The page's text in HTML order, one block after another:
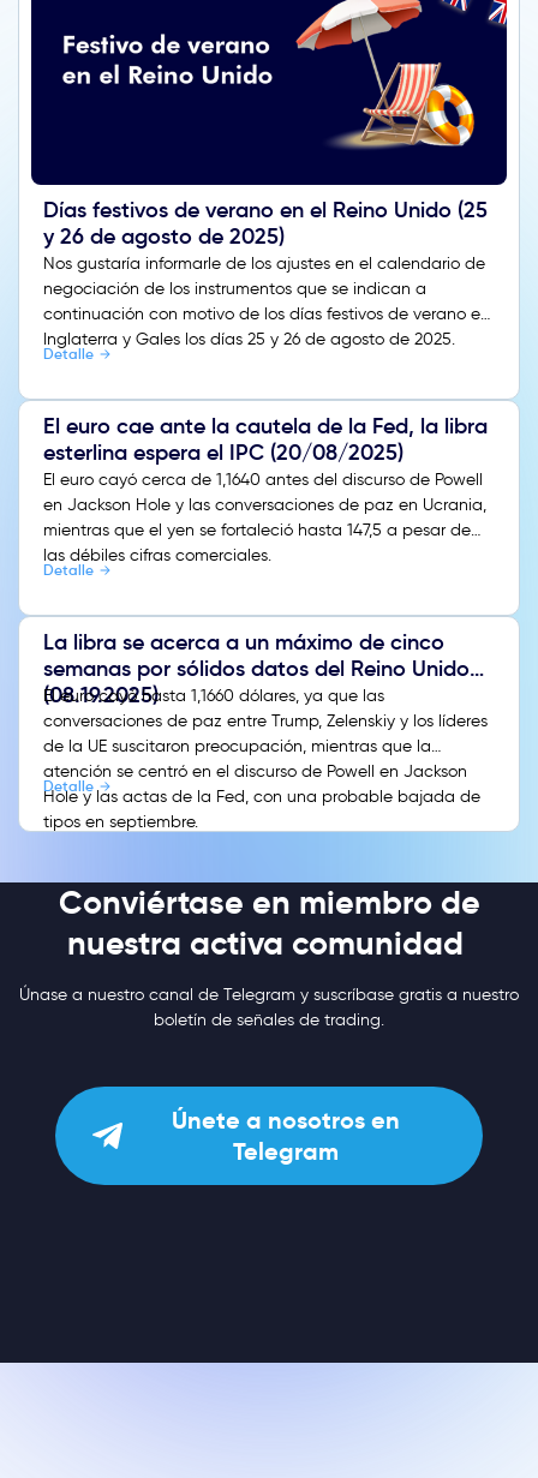
Días festivos de verano en el Reino Unido (25
y 26 de agosto de 2025)
Nos gustaría informarle de los ajustes en el calendario de
negociación de los instrumentos que se indican a
continuación con motivo de los días festivos de verano en
Inglaterra y Gales los días 25 y 26 de agosto de 2025.
Detalle
El euro cae ante la cautela de la Fed, la libra
esterlina espera el IPC (20/08/2025)
El euro cayó cerca de 1,1640 antes del discurso de Powell
en Jackson Hole y las conversaciones de paz en Ucrania,
mientras que el yen se fortaleció hasta 147,5 a pesar de
las débiles cifras comerciales.
Detalle
La libra se acerca a un máximo de cinco
semanas por sólidos datos del Reino Unido
(08.19.2025)
El euro cayó hasta 1,1660 dólares, ya que las
conversaciones de paz entre Trump, Zelenskiy y los líderes
de la UE suscitaron preocupación, mientras que la
atención se centró en el discurso de Powell en Jackson
Hole y las actas de la Fed, con una probable bajada de
tipos en septiembre.
Detalle
Conviértase en miembro de
nuestra activa comunidad
Únase a nuestro canal de Telegram y suscríbase gratis a nuestro
boletín de señales de trading.
Únete a nosotros en
Telegram